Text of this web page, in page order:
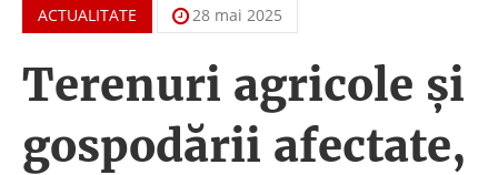
ACTUALITATE 28 mai 2025
Terenuri agricole şi
gospodării afectate,